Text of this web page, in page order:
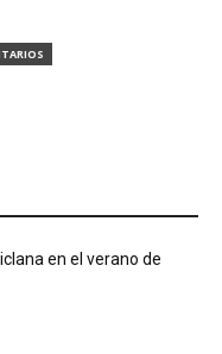
en el verano de